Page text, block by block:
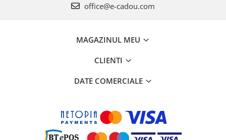
office@e-cadou.com
MAGAZINUL MEU
CLIENTI
DATE COMERCIALE